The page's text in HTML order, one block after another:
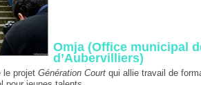
Omja (Office municipal
d’Aubervilliers)
le projetGénération Court qui allie travail de